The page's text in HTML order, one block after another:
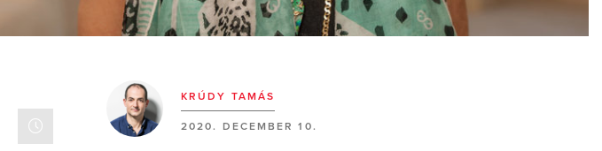
KRÚDY TAMÁS
2020. DECEMBER 10.